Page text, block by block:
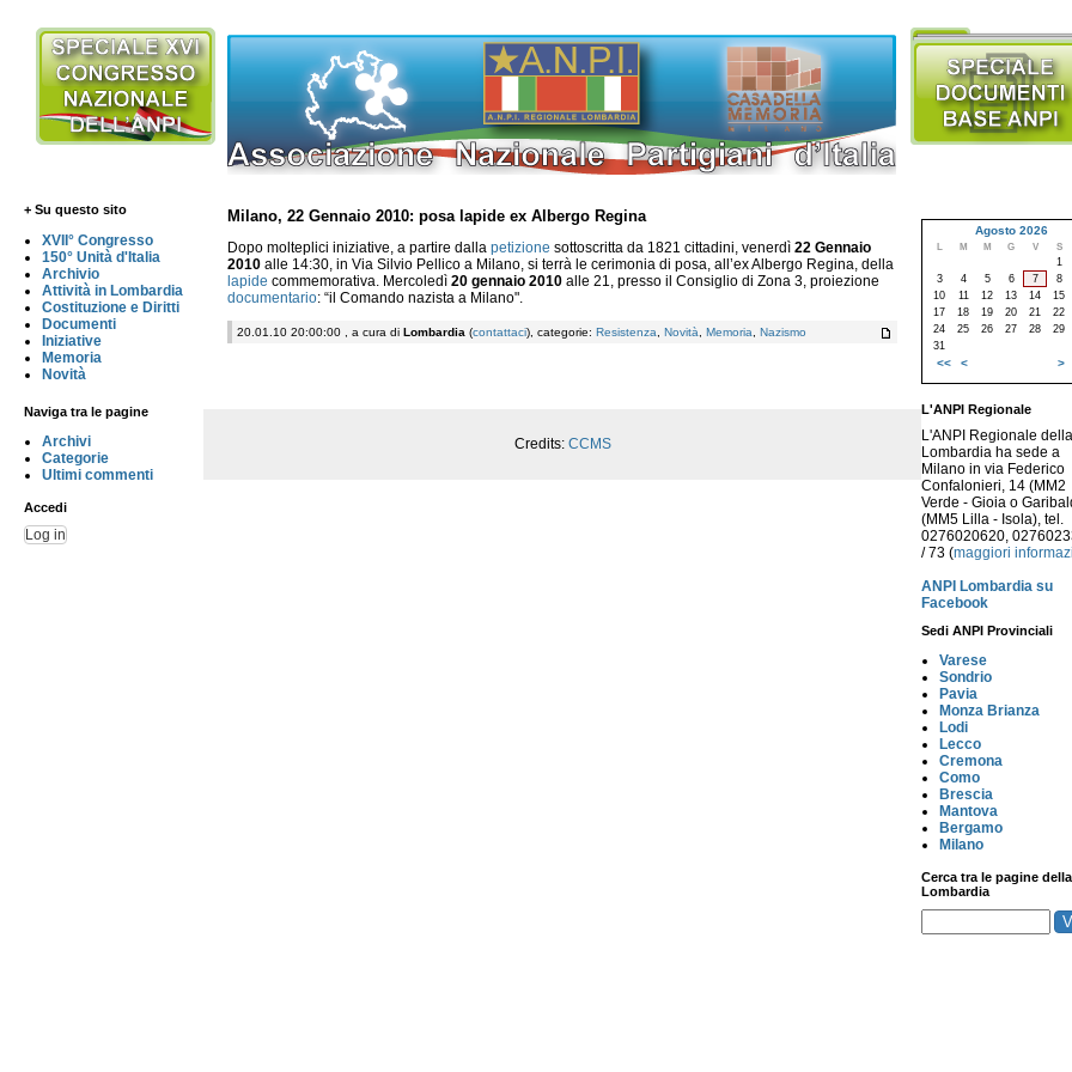
+ Su questo sito
XVII° Congresso
150° Unità d'Italia
Archivio
Attività in Lombardia
Costituzione e Diritti
Documenti
Iniziative
Memoria
Novità
Naviga tra le pagine
Archivi
Categorie
Ultimi commenti
Accedi
Log in
Milano, 22 Gennaio 2010: posa lapide ex Albergo Regina
Dopo molteplici iniziative, a partire dalla petizione sottoscritta da 1821 cittadini, venerdì 22 Gennaio
2010 alle 14:30, in Via Silvio Pellico a Milano, si terrà le cerimonia di posa, all’ex Albergo Regina, della
lapide commemorativa. Mercoledì 20 gennaio 2010 alle 21, presso il Consiglio di Zona 3, proiezione
documentario: “il Comando nazista a Milano".
20.01.10 20:00:00 , a cura di Lombardia (contattaci), categorie: Resistenza, Novità, Memoria, Nazismo
Agosto 2026
L M M G V S
1
3
4 5 6 7 8
10
11 12 13 14 15
17
18 19 20 21 22
24
25 26 27 28 29
31
<< < >
L'ANPI Regionale
L'ANPI Regionale della
Lombardia ha sede a
Milano in via Federico
Confalonieri, 14 (MM2
Verde - Gioia o
(MM5 Lilla - Isola), tel.
0276020620,
/ 73 (maggiori
ANPI Lombardia su
Facebook
Sedi ANPI Provinciali
Varese
Sondrio
Pavia
Monza Brianza
Lodi
Lecco
Cremona
Como
Brescia
Mantova
Bergamo
Milano
Cerca tra le pagine della
Lombardia
Credits: CCMS